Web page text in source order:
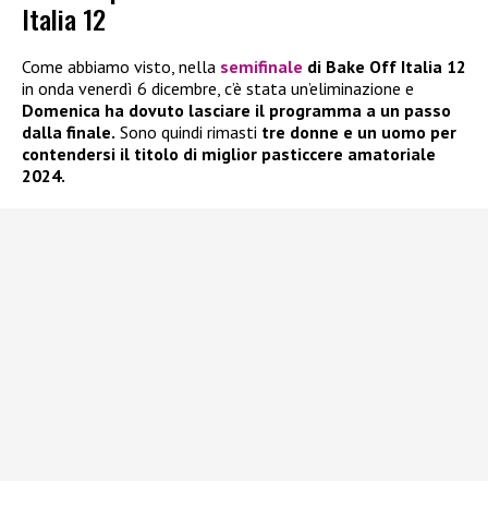
Italia 12
Come abbiamo visto, nella semifinale di Bake Off Italia 12
in onda venerdì 6 dicembre, c’è stata un’eliminazione e
Domenica ha dovuto lasciare il programma a un passo
dalla finale. Sono quindi rimasti tre donne e un uomo per
contendersi il titolo di miglior pasticcere amatoriale
2024.